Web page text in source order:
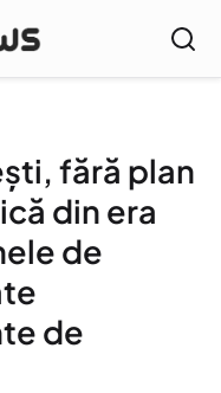
fără plan
din era
de
de